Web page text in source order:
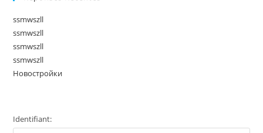
ssmwszll
ssmwszll
ssmwszll
ssmwszll
Новостройки
Identifiant: